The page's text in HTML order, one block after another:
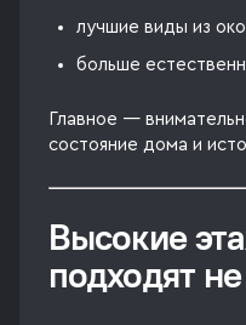
лучшие виды из
больше
Главное —
состояние дома и
Высокие
подходят